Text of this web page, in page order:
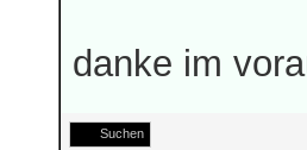
danke im
Suchen